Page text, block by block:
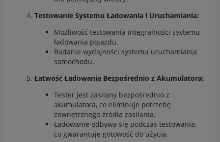
Testowanie Systemu Ładowania i Uruchamiania:
Możliwość testowania integralności systemu
ładowania pojazdu.
Badanie wydajności systemu uruchamiania
samochodu.
Łatwość Ładowania Bezpośrednio z Akumulatora:
Tester jest zasilany bezpośrednio z
akumulatora, co eliminuje potrzebę
zewnętrznego źródła zasilania.
Ładowanie odbywa się podczas testowania,
co gwarantuje gotowość do użycia.